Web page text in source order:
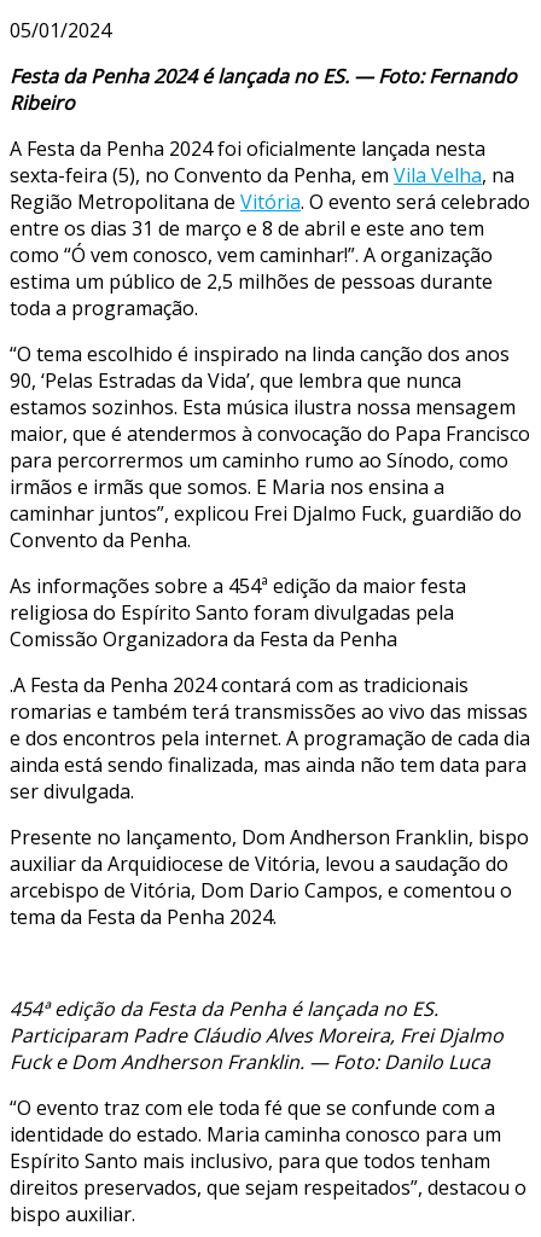
05/01/2024
Festa da Penha 2024 é lançada no ES. — Foto: Fernando
Ribeiro
A Festa da Penha 2024 foi oficialmente lançada nesta
sexta-feira (5), no Convento da Penha, em Vila Velha, na
Região Metropolitana de Vitória. O evento será celebrado
entre os dias 31 de março e 8 de abril e este ano tem
como “Ó vem conosco, vem caminhar!”. A organização
estima um público de 2,5 milhões de pessoas durante
toda a programação.
“O tema escolhido é inspirado na linda canção dos anos
90, ‘Pelas Estradas da Vida’, que lembra que nunca
estamos sozinhos. Esta música ilustra nossa mensagem
maior, que é atendermos à convocação do Papa Francisco
para percorrermos um caminho rumo ao Sínodo, como
irmãos e irmãs que somos. E Maria nos ensina a
caminhar juntos”, explicou Frei Djalmo Fuck, guardião do
Convento da Penha.
As informações sobre a 454ª edição da maior festa
religiosa do Espírito Santo foram divulgadas pela
Comissão Organizadora da Festa da Penha
.A Festa da Penha 2024contará com as tradicionais
romarias e também terá transmissões ao vivo das missas
e dos encontros pela internet. A programação de cada dia
ainda está sendo finalizada, mas ainda não tem data para
ser divulgada.
Presente no lançamento, Dom Andherson Franklin, bispo
auxiliar da Arquidiocese de Vitória, levou a saudação do
arcebispo de Vitória, Dom Dario Campos, e comentou o
tema da Festa da Penha 2024.
454ª edição da Festa da Penha é lançada no ES.
Participaram Padre Cláudio Alves Moreira, Frei Djalmo
Fuck e Dom Andherson Franklin. — Foto: Danilo Luca
“O evento traz com ele toda fé que se confunde com a
identidade do estado. Maria caminha conosco para um
Espírito Santo mais inclusivo, para que todos tenham
direitos preservados, que sejam respeitados”, destacou o
bispo auxiliar.